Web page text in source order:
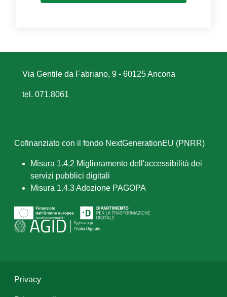
Via Gentile da Fabriano, 9 - 60125 Ancona
tel. 071.8061
Cofinanziato con il fondo NextGenerationEU (PNRR)
Misura 1.4.2 Miglioramento dell'accessibilità dei
servizi pubblici digitali
Misura 1.4.3 Adozione PAGOPA
Privacy